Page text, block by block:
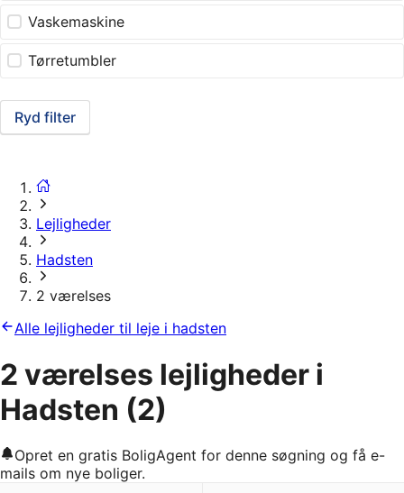
Vaskemaskine
Tørretumbler
Ryd filter
Lejligheder
Hadsten
2 værelses
Alle lejligheder til leje i hadsten
2 værelses lejligheder i
Hadsten (2)
Opret en gratis BoligAgent for denne søgning og få e-
mails om nye boliger.